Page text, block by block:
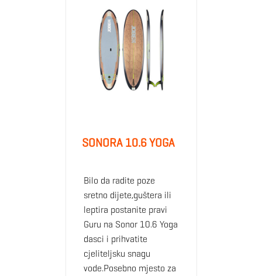
SONORA 10.6 YOGA
Bilo da radite poze
sretno dijete,guštera ili
leptira postanite pravi
Guru na Sonor 10.6 Yoga
dasci i prihvatite
cjeliteljsku snagu
vode.Posebno mjesto za